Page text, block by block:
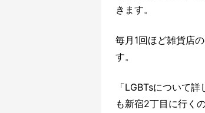
きます。
毎月1回ほど雑貨店
す。
「LGBTsについて
も新宿2丁目に行く